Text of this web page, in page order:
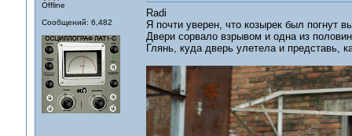
Offline
Сообщений: 6,482
Radi
Я почти уверен, что козырек был погнут
Двери сорвало взрывом и одна из
Глянь, куда дверь улетела и представь,